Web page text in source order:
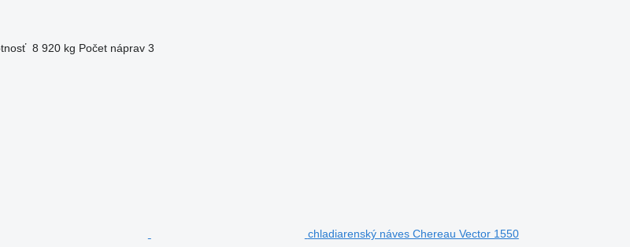
8 920 kg Počet náprav 3
chladiarenský náves Chereau Vector 1550